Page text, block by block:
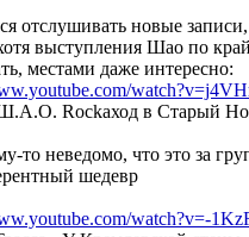
отслушивать новые
выступления Шао по
местами даже интересно:
Rockаход в Старый
то неведомо, что это за
шедевр
watch?v=-